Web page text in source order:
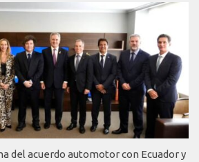
del acuerdo automotor con Ecuador y